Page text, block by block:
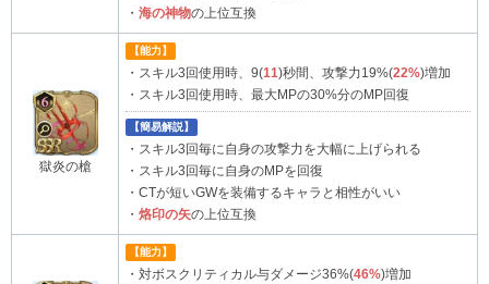
・ 海の神物の上位互換
獄炎の槍
【能力】
・スキル3回使用時、9(11)秒間、攻撃力19%(22%)増加
・スキル3回使用時、最大MPの30%分のMP回復
【簡易解説】
・スキル3回毎に自身の攻撃力を大幅に上げられる
・スキル3回毎に自身のMPを回復
・CTが短いGWを装備するキャラと相性がいい
・ 烙印の矢の上位互換
【能力】
・対ボスクリティカル与ダメージ36%(46%)増加